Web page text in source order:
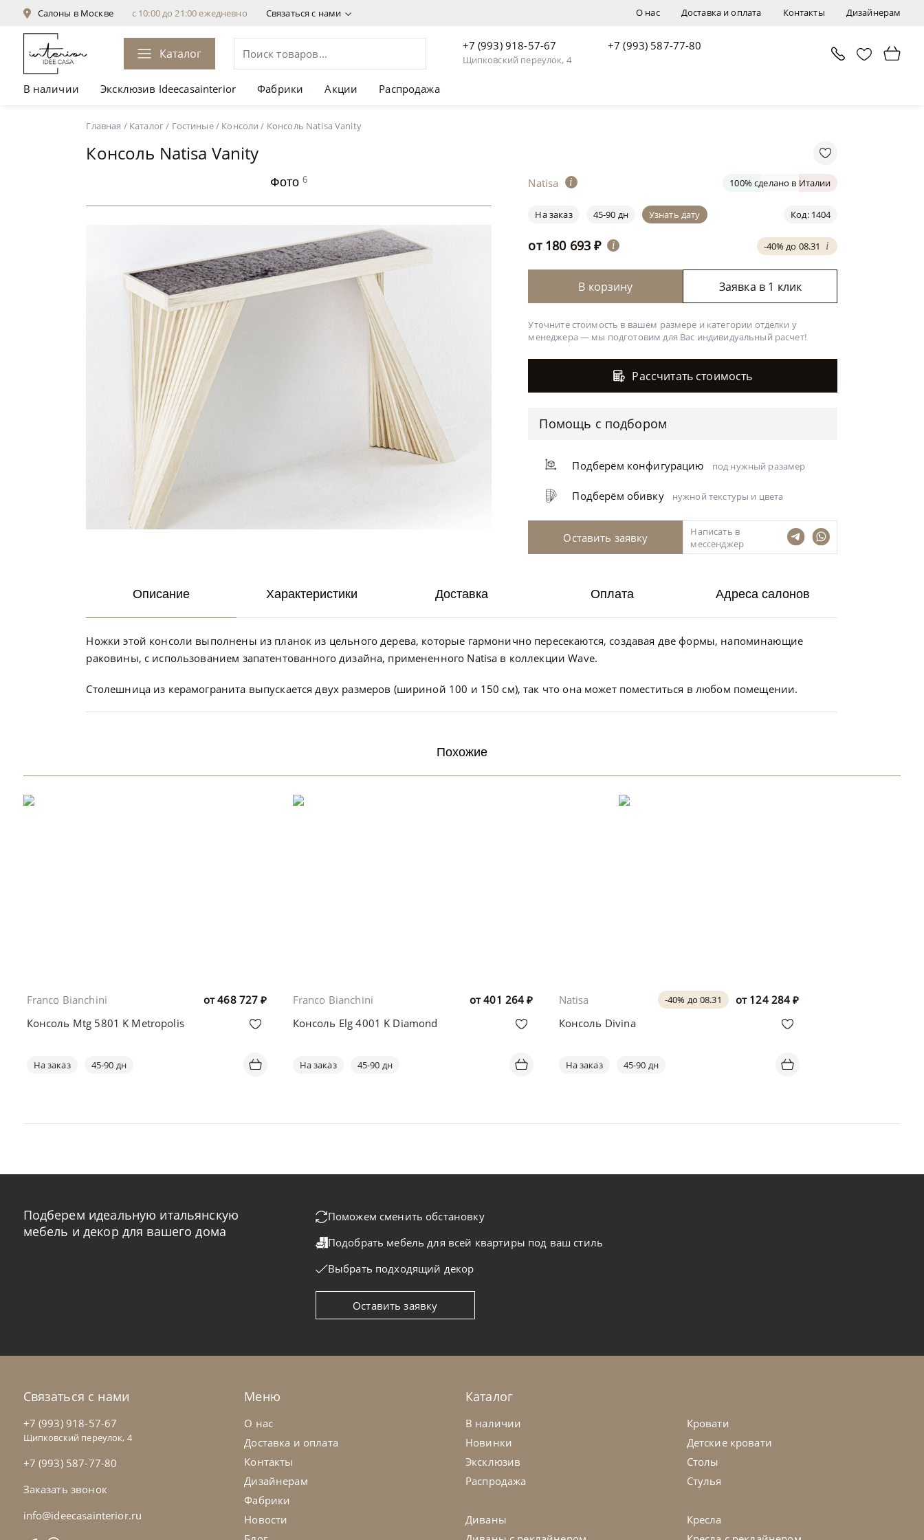
О нас Доставка и оплата Контакты Дизайнерам
Салоны в Москве с 10:00 до 21:00 ежедневно Связаться с нами
Каталог
+7 (993) 918-57-67
Щипковский переулок, 4
+7 (993) 587-77-80
В наличии Эксклюзив Ideecasainterior Фабрики Акции Распродажа
Главная / Каталог/ Гостиные/ Консоли / Консоль Natisa Vanity
Консоль Natisa Vanity
Фото6 Natisa i 100% сделано в Италии
Код: 1404
На заказ 45-90 дн Узнать дату
-40% до 08.31 i
от 180 693 ₽ i
В корзину Заявка в 1 клик
Уточните стоимость в вашем размере и категории отделки у
менеджера — мы подготовим для Вас индивидуальный расчет!
Рассчитать стоимость
Помощь с подбором
Подберём конфигурацию под нужный разамер
Подберём обивку нужной текстуры и цвета
Оставить заявку
Написать в
мессенджер
Описание
Ножки этой консоли выполнены из планок из цельного дерева, которые гармонично пересекаются, создавая две формы, напоминающие
раковины, с использованием запатентованного дизайна, примененного Natisa в коллекции Wave.
Столешница из керамогранита выпускается двух размеров (шириной 100 и 150 см), так что она может поместиться в любом помещении.
Характеристики Доставка Оплата Адреса салонов
Похожие
от468 727 ₽
Franco Bianchini
Консоль Mtg 5801 K Metropolis
На заказ 45-90 дн
от401 264 ₽
Franco Bianchini
Консоль Elg 4001 K Diamond
На заказ 45-90 дн
от 124 284 ₽
-40% до 08.31
Natisa
Консоль Divina
На заказ 45-90 дн
Подберем идеальную итальянскую
мебель и декор для вашего дома
Поможем сменить обстановку
Подобрать мебель для всей квартиры под ваш стиль
Выбрать подходящий декор
Оставить заявку
Связаться с нами
+7 (993) 918-57-67
Щипковский переулок, 4
+7 (993) 587-77-80
Заказать звонок
info@ideecasainterior.ru
Меню
О нас
Доставка и оплата
Контакты
Дизайнерам
Фабрики
Новости
Каталог
В наличии
Новинки
Эксклюзив
Распродажа
Диваны
Кровати
Детские кровати
Столы
Стулья
Кресла